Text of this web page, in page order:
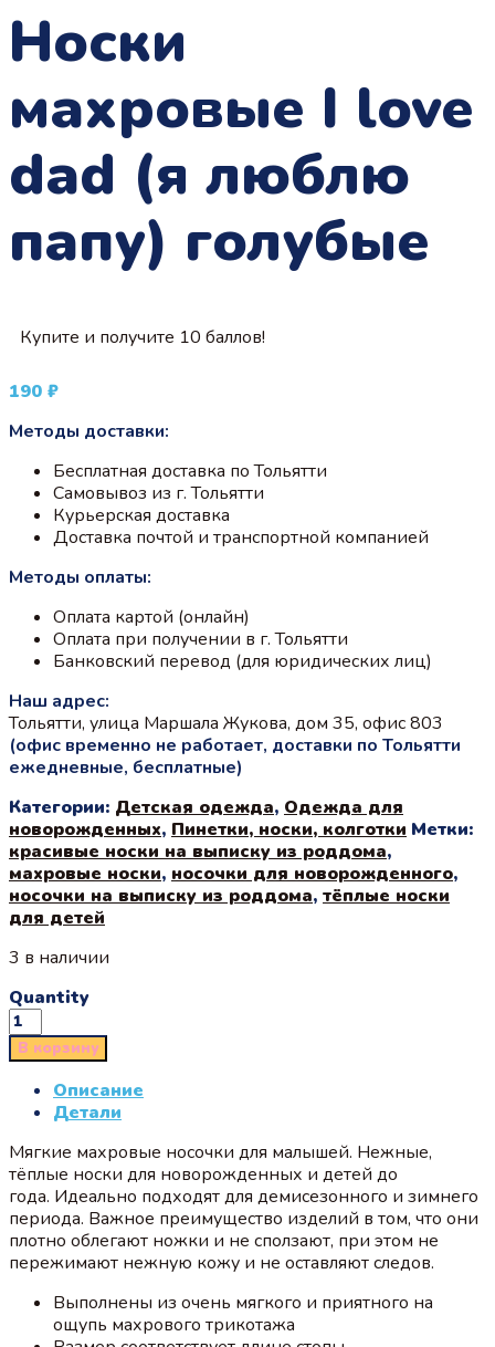
Носки
махровые I love
dad (я люблю
папу) голубые
Купите и получите 10 баллов!
190 ₽
Методы доставки:
Бесплатная доставка по Тольятти
Самовывоз из г. Тольятти
Курьерская доставка
Доставка почтой и транспортной компанией
Методы оплаты:
Оплата картой (онлайн)
Оплата при получении в г. Тольятти
Банковский перевод (для юридических лиц)
Наш адрес:
Тольятти, улица Маршала Жукова, дом 35, офис 803
(офис временно не работает, доставки по Тольятти
ежедневные, бесплатные)
Категории: Детская одежда, Одежда для
новорожденных, Пинетки, носки, колготки Метки:
красивые носки на выписку из роддома,
махровые носки, носочки для новорожденного,
носочки на выписку из роддома, тёплые носки
для детей
3 в наличии
Quantity
В корзину
Описание
Детали
Мягкие махровые носочки для малышей. Нежные,
тёплые носки для новорожденных и детей до
года. Идеально подходят для демисезонного и зимнего
периода. Важное преимущество изделий в том, что они
плотно облегают ножки и не сползают, при этом не
пережимают нежную кожу и не оставляют следов.
Выполнены из очень мягкого и приятного на
ощупь махрового трикотажа